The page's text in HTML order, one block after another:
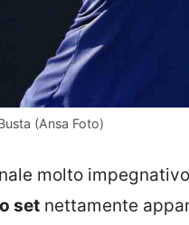
(Ansa Foto)
molto
set nettamente